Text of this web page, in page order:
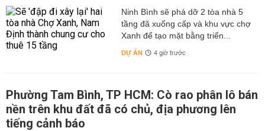
Ninh Bình sẽ phá dỡ 2 tòa nhà 5
tầng đã xuống cấp và khu vực chợ
Xanh để tạo mặt bằng triển...
DỰ ÁN 4 giờ trước
Phường Tam Bình, TP HCM: Cò rao phân lô bán
nền trên khu đất đã có chủ, địa phương lên
tiếng cảnh báo